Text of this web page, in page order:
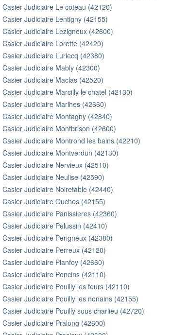
Casier Judiciaire Le coteau (42120)
Casier Judiciaire Lentigny (42155)
Casier Judiciaire Lezigneux (42600)
Casier Judiciaire Lorette (42420)
Casier Judiciaire Luriecq (42380)
Casier Judiciaire Mably (42300)
Casier Judiciaire Maclas (42520)
Casier Judiciaire Marcilly le chatel (42130)
Casier Judiciaire Marlhes (42660)
Casier Judiciaire Montagny (42840)
Casier Judiciaire Montbrison (42600)
Casier Judiciaire Montrond les bains (42210)
Casier Judiciaire Montverdun (42130)
Casier Judiciaire Nervieux (42510)
Casier Judiciaire Neulise (42590)
Casier Judiciaire Noiretable (42440)
Casier Judiciaire Ouches (42155)
Casier Judiciaire Panissieres (42360)
Casier Judiciaire Pelussin (42410)
Casier Judiciaire Perigneux (42380)
Casier Judiciaire Perreux (42120)
Casier Judiciaire Planfoy (42660)
Casier Judiciaire Poncins (42110)
Casier Judiciaire Pouilly les feurs (42110)
Casier Judiciaire Pouilly les nonains (42155)
Casier Judiciaire Pouilly sous charlieu (42720)
Casier Judiciaire Pralong (42600)